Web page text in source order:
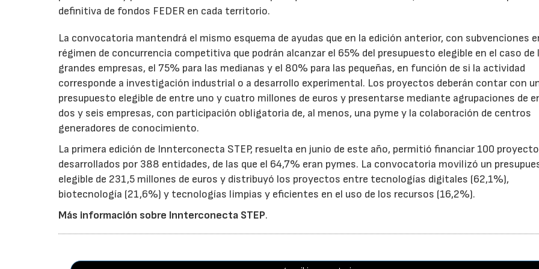
definitiva de fondos FEDER en cada territorio.
La convocatoria mantendrá el mismo esquema de ayudas que en la edición anterior, con subvenciones
régimen de concurrencia competitiva que podrán alcanzar el 65% del presupuesto elegible en el caso de
grandes empresas, el 75% para las medianas y el 80% para las pequeñas, en función de si la actividad
corresponde a investigación industrial o a desarrollo experimental. Los proyectos deberán contar con
presupuesto elegible de entre uno y cuatro millones de euros y presentarse mediante agrupaciones de
dos y seis empresas, con participación obligatoria de, al menos, una pyme y la colaboración de centros
generadores de conocimiento.
La primera edición de Innterconecta STEP, resuelta en junio de este año, permitió financiar 100
desarrollados por 388 entidades, de las que el 64,7% eran pymes. La convocatoria movilizó un
elegible de 231,5 millones de euros y distribuyó los proyectos entre tecnologías digitales (62,1%),
biotecnología (21,6%) y tecnologías limpias y eficientes en el uso de los recursos (16,2%).
Más información sobre Innterconecta STEP.